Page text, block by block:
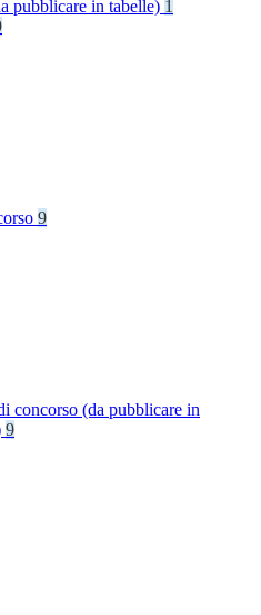
pubblicare in tabelle) 1
9
concorso (da pubblicare in
9